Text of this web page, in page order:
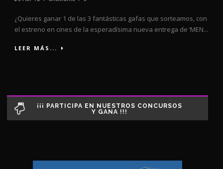
¿Quieres ganar 1 de las 3 fantásticas gafas que sorteamos, con
el estreno en cines de la esperadísima nueva entrega de ‘MEN...
LEER MÁS...
¡¡¡ PARTICIPA EN NUESTROS CONCURSOS
Y GANA !!!